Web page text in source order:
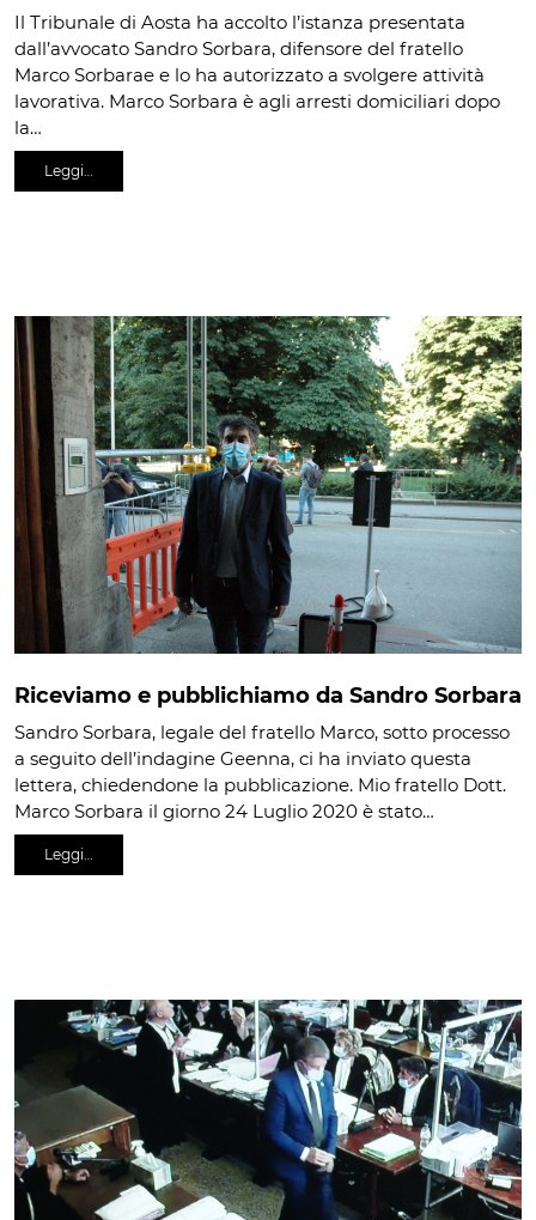
Il Tribunale di Aosta ha accolto l’istanza presentata
dall’avvocato Sandro Sorbara, difensore del fratello
Marco Sorbarae e lo ha autorizzato a svolgere attività
lavorativa. Marco Sorbara è agli arresti domiciliari dopo
la…
Leggi…
Riceviamo e pubblichiamo da Sandro Sorbara
Sandro Sorbara, legale del fratello Marco, sotto processo
a seguito dell’indagine Geenna, ci ha inviato questa
lettera, chiedendone la pubblicazione. Mio fratello Dott.
Marco Sorbara il giorno 24 Luglio 2020 è stato…
Leggi…